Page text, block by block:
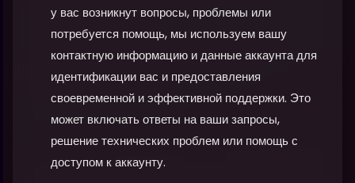
у вас возникнут вопросы, проблемы или
потребуется помощь, мы используем вашу
контактную информацию и данные аккаунта для
идентификации вас и предоставления
своевременной и эффективной поддержки. Это
может включать ответы на ваши запросы,
решение технических проблем или помощь с
доступом к аккаунту.